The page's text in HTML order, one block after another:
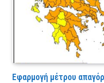
Εφαρμογή μέτρου